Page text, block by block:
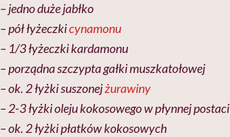
– jedno duże jabłko
– pół łyżeczkicynamonu
– 1/3 łyżeczki kardamonu
– porządna szczypta gałki muszkatołowej
– ok. 2 łyżki suszonejżurawiny
– 2-3 łyżki oleju kokosowego w płynnej postaci
– ok. 2 łyżki płatków kokosowych